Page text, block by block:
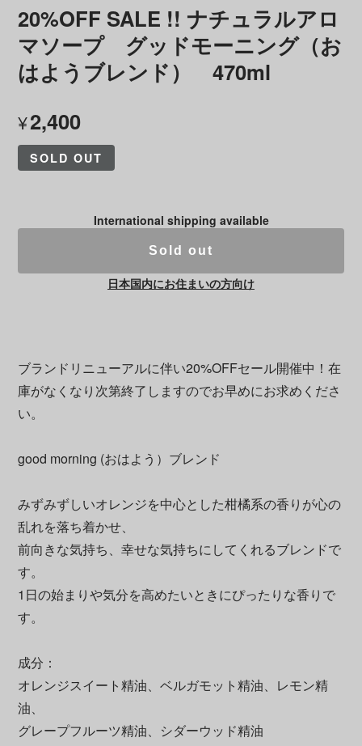
20%OFF SALE !! ナチュラルアロ
マソープ グッドモーニング（お
はようブレンド） 470ml
¥2,400
SOLD OUT
International shipping available
Sold out
日本国内にお住まいの方向け
ブランドリニューアルに伴い20%OFFセール開催中！在
庫がなくなり次第終了しますのでお早めにお求めくださ
い。
good morning (おはよう）ブレンド
みずみずしいオレンジを中心とした柑橘系の香りが心の
乱れを落ち着かせ、
前向きな気持ち、幸せな気持ちにしてくれるブレンドで
す。
1日の始まりや気分を高めたいときにぴったりな香りで
す。
成分：
オレンジスイート精油、ベルガモット精油、レモン精
油、
グレープフルーツ精油、シダーウッド精油